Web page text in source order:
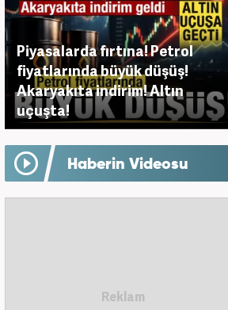
Piyasalarda fırtına! Petrol
fiyatlarında büyük düşüş!
Akaryakıta indirim! Altın
uçuşta!
Haberin Videosu